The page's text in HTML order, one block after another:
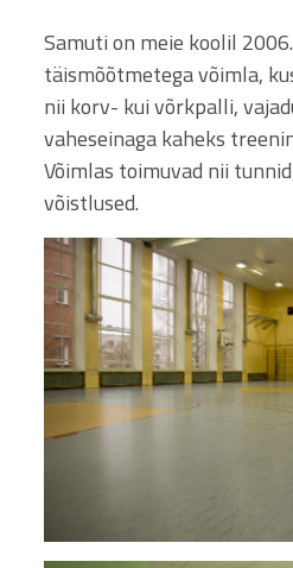
Samuti on meie koolil
täismõõtmetega võimla,
nii korv- kui võrkpalli,
vaheseinaga kaheks
Võimlas toimuvad nii
võistlused.